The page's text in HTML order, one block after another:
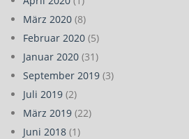
März 2020 (8)
Februar 2020 (5)
Januar 2020 (31)
September 2019 (3)
Juli 2019 (2)
März 2019 (22)
Juni 2018 (1)